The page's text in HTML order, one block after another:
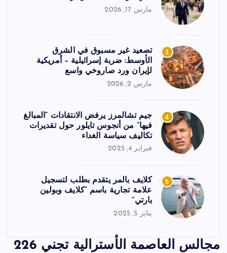
مارس 17, 2026
3
تصعيد غير مسبوق في الشرق
الأوسط: ضربة إسرائيلية – أمريكية
لإيران ورد صاروخي واسع
مارس 2, 2026
4
جيم تشالمرز يرفض الانتقادات “المبالغ
فيها” من أنجوس تايلور حول تقديرات
تكاليف سياسة الغداء
فبراير 4, 2025
5
كلايف بالمر يتقدم بطلب لتسجيل
علامة تجارية باسم “كلايف وبولين
بارتي”
يناير 5, 2025
مجالس العاصمة الأسترالية تجني 226